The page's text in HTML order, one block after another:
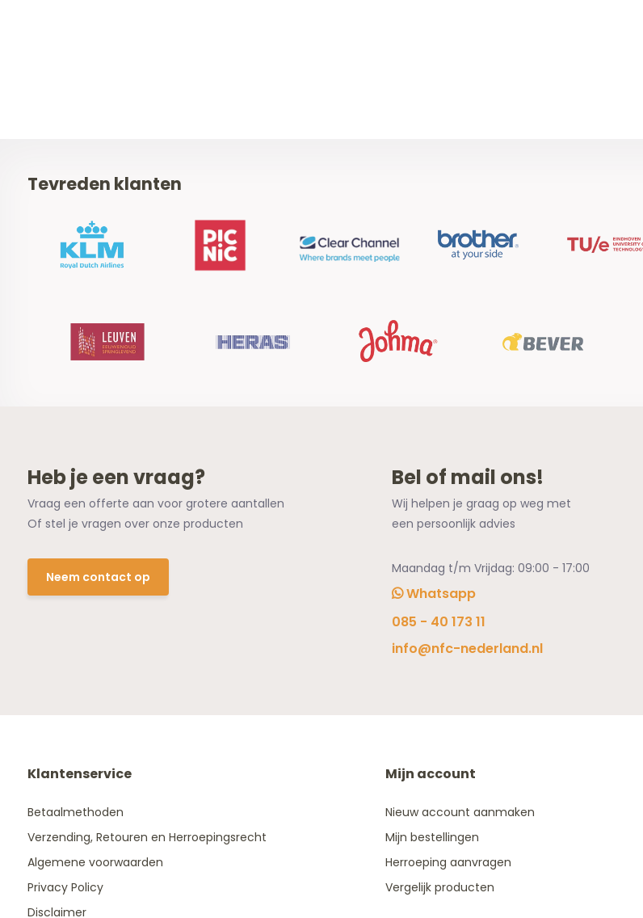
Tevreden klanten
Heb je een vraag?
Vraag een offerte aan voor grotere aantallen
Of stel je vragen over onze producten
Neem contact op
Bel of mail ons!
Wij helpen je graag op weg met
een persoonlijk advies
Maandag t/m Vrijdag: 09:00 - 17:00
Whatsapp
085 - 40 173 11
info@nfc-nederland.nl
Klantenservice
Betaalmethoden
Verzending, Retouren en Herroepingsrecht
Algemene voorwaarden
Privacy Policy
Disclaimer
Mijn account
Nieuw account aanmaken
Mijn bestellingen
Herroeping aanvragen
Vergelijk producten